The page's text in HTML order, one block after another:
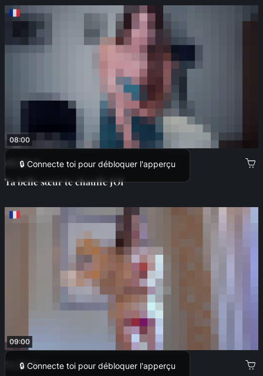
08:00
🔒 Connecte toi pour débloquer l'apperçu
49,00 €
Ta belle sœur te chauffe JOI
09:00
🔒 Connecte toi pour débloquer l'apperçu
12,00 €